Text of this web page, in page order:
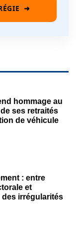
➜
hommage au
ses retraités
de véhicule
: entre
et
irrégularités